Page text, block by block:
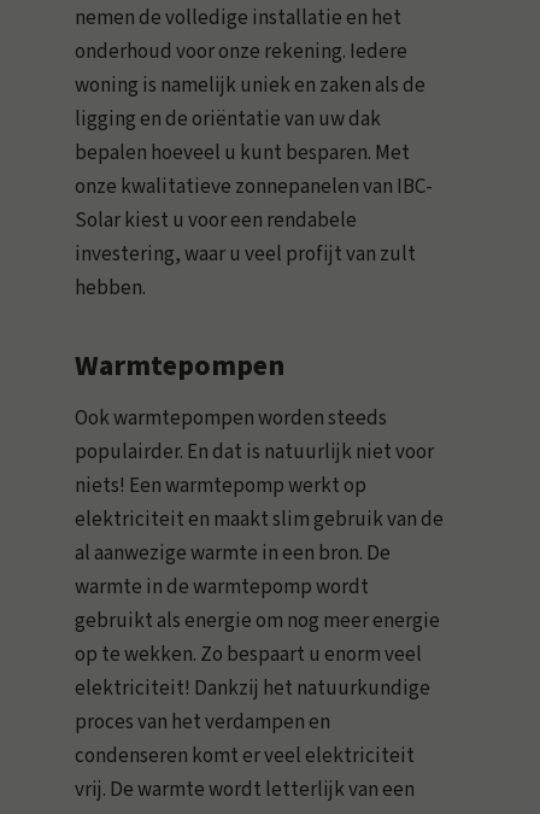
nemen de volledige installatie en het
onderhoud voor onze rekening. Iedere
woning is namelijk uniek en zaken als de
ligging en de oriëntatie van uw dak
bepalen hoeveel u kunt besparen. Met
onze kwalitatieve zonnepanelen van IBC-
Solar kiest u voor een rendabele
investering, waar u veel profijt van zult
hebben.
Warmtepompen
Ook warmtepompen worden steeds
populairder. En dat is natuurlijk niet voor
niets! Een warmtepomp werkt op
elektriciteit en maakt slim gebruik van de
al aanwezige warmte in een bron. De
warmte in de warmtepomp wordt
gebruikt als energie om nog meer energie
op te wekken. Zo bespaart u enorm veel
elektriciteit! Dankzij het natuurkundige
proces van het verdampen en
condenseren komt er veel elektriciteit
vrij. De warmte wordt letterlijk van een